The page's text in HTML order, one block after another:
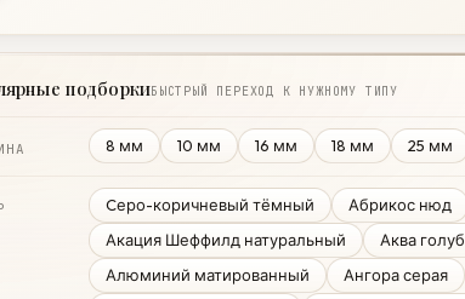
подборкиБЫСТРЫЙ ПЕРЕХОД К НУЖНОМУ ТИПУ
8 мм 10 мм 16 мм 18 мм 25 мм
Cеро-коричневый тёмный Абрикос нюд
Акация Шеффилд натуральный
Аква
Алюминий матированный
Ангора серая